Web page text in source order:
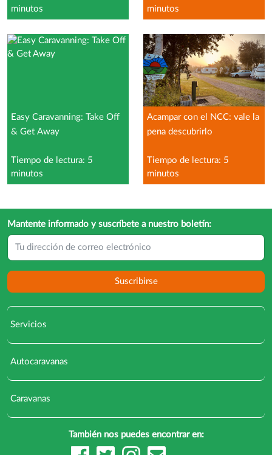
minutos
minutos
Easy Caravanning: Take Off
& Get Away
Tiempo de lectura: 5
minutos
Acampar con el NCC: vale la
pena descubrirlo
Tiempo de lectura: 5
minutos
Mantente informado y suscríbete a nuestro boletín:
Suscribirse
Servicios
Autocaravanas
Caravanas
También nos puedes encontrar en: